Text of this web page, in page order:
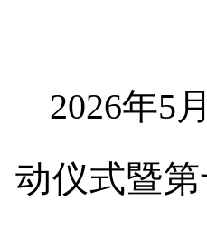
2026年5月
动仪式暨